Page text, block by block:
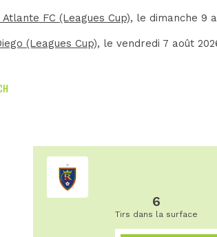
FC (Leagues Cup), le dimanche 9
(Leagues Cup), le vendredi 7 août
6
Tirs dans la surface